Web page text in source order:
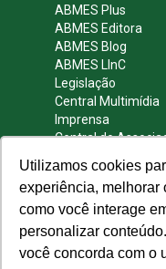
Utilizamos cookies
experiência, melhorar
como você interage
personalizar
você concorda com o
ABMES Plus
ABMES Editora
ABMES Blog
ABMES LInC
Legislação
Central Multimídia
Imprensa
Central do
REDES SOCIAIS